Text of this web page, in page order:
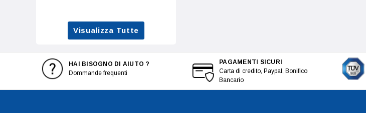
Visualizza Tutte
HAI BISOGNO DI AIUTO ?
Dommande frequenti
PAGAMENTI SICURI
Carta di credito, Paypal, Bonifico
Bancario